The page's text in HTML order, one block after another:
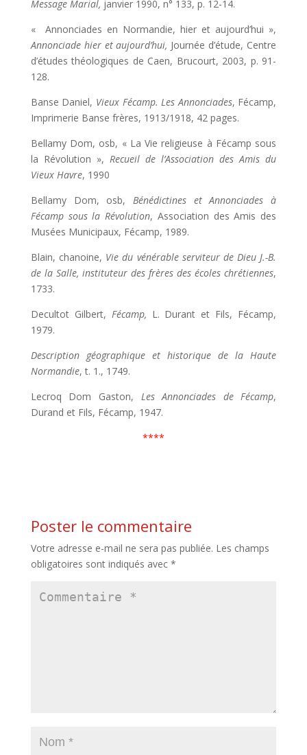
Message Marial, janvier 1990, n° 133, p. 12-14.
« Annonciades en Normandie, hier et aujourd’hui »,
Annonciade hier et aujourd’hui, Journée d’étude, Centre
d’études théologiques de Caen, Brucourt, 2003, p. 91-
128.
Banse Daniel, Vieux Fécamp. Les Annonciades, Fécamp,
Imprimerie Banse frères, 1913/1918, 42 pages.
Bellamy Dom, osb, « La Vie religieuse à Fécamp sous
la Révolution », Recueil de l’Association des Amis du
Vieux Havre, 1990
Bellamy Dom, osb, Bénédictines et Annonciades à
Fécamp sous la Révolution, Association des Amis des
Musées Municipaux, Fécamp, 1989.
Blain, chanoine, Vie du vénérable serviteur de Dieu J.-B.
de la Salle, instituteur des frères des écoles chrétiennes,
1733.
Decultot Gilbert, Fécamp, L. Durant et Fils, Fécamp,
1979.
Description géographique et historique de la Haute
Normandie, t. 1., 1749.
Lecroq Dom Gaston, Les Annonciades de Fécamp,
Durand et Fils, Fécamp, 1947.
****
Poster le commentaire
Votre adresse e-mail ne sera pas publiée. Les champs
obligatoires sont indiqués avec *